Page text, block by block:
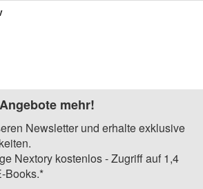
mehr!
Newsletter und erhalte exklusive
Nextory kostenlos - Zugriff auf 1,4
Books.*